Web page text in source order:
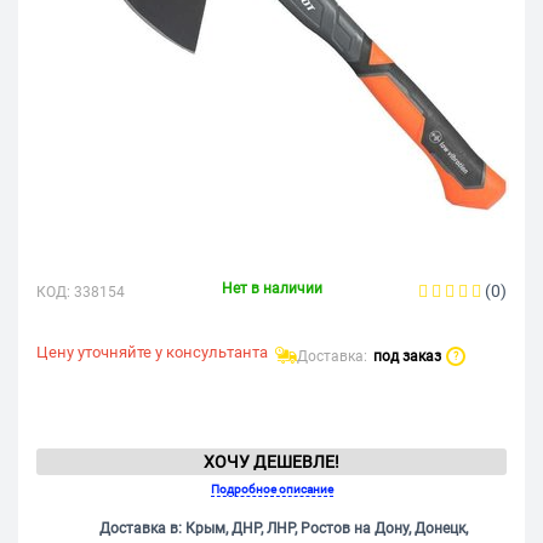
КОД: 338154 Нет в наличии (0)
Цену уточняйте у консультанта Доставка: под заказ ?
ХОЧУ ДЕШЕВЛЕ!
Подробное описание
Доставка в: Крым, ДНР, ЛНР, Ростов на Дону, Донецк,